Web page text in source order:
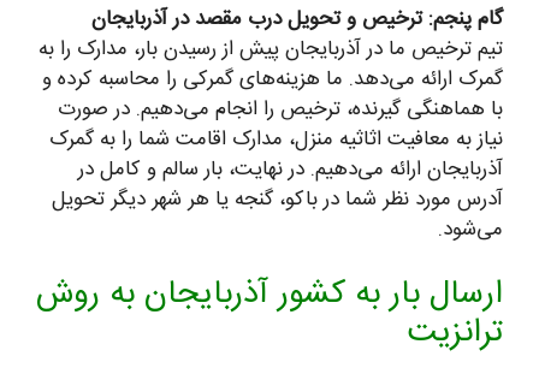
گام پنجم: ترخیص و تحویل درب مقصد در آذربایجان
تیم ترخیص ما در آذربایجان پیش از رسیدن بار، مدارک را به
گمرک ارائه می‌دهد. ما هزینه‌های گمرکی را محاسبه کرده و
با هماهنگی گیرنده، ترخیص را انجام می‌دهیم. در صورت
نیاز به معافیت اثاثیه منزل، مدارک اقامت شما را به گمرک
آذربایجان ارائه می‌دهیم. در نهایت، بار سالم و کامل در
آدرس مورد نظر شما در باکو، گنجه یا هر شهر دیگر تحویل
می‌شود.
ارسال بار به کشور آذربایجان به روش
ترانزیت